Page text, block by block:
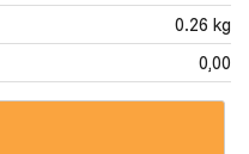
0.26 kg
0,00